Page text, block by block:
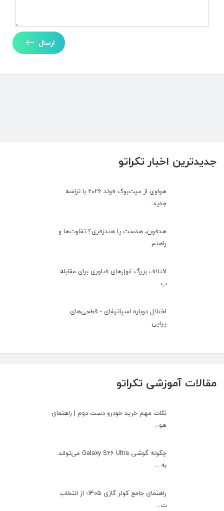
جدیدترین اخبار تکراتو
هواوی از میت‌بوک فولد 2026 با تراشه
جدید...
هدفون، هدست یا هندزفری؟ تفاوت‌ها و
راهنم...
ائتلاف بزرگ غول‌های فناوری برای مقابله
ب...
اختلال دوباره اسپاتیفای ؛ قطعی‌های
پیاپی...
ارسال
مقالات آموزشی تکراتو
نکات مهم خرید خودرو دست دوم | راهنمای
هو...
چگونه گوشی Galaxy S26 Ultra می‌تواند
به ...
راهنمای جامع کولر گازی ۱۴۰۵؛ از انتخاب
ت...